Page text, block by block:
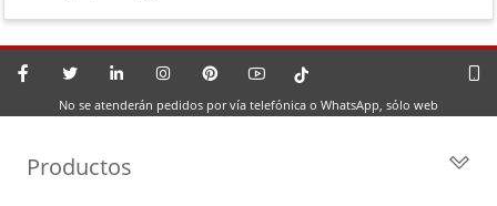
No se atenderán pedidos por vía telefónica o WhatsApp, sólo web
Productos